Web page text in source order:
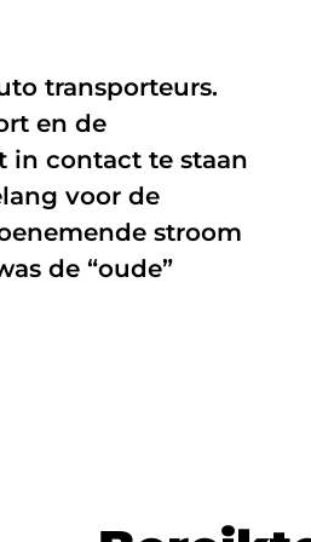
beveiliging
beveiliging
transporteurs.
en de
in contact te staan
voor de
stroom
de “oude”